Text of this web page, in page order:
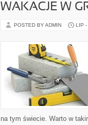
WAKACJE W
POSTED BY ADMIN LIP -
na tym świecie. Warto w